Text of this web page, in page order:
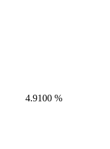
4.9100 %